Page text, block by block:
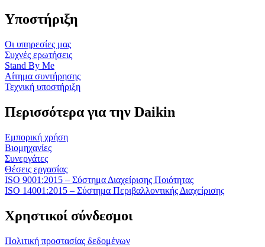
Υποστήριξη
Οι υπηρεσίες μας
Συχνές ερωτήσεις
Stand By Me
Αίτημα συντήρησης
Τεχνική υποστήριξη
Περισσότερα για την Daikin
Εμπορική χρήση
Βιομηχανίες
Συνεργάτες
Θέσεις εργασίας
ISO 9001:2015 – Σύστημα Διαχείρισης Ποιότητας
ISO 14001:2015 – Σύστημα Περιβαλλοντικής Διαχείρισης
Χρηστικοί σύνδεσμοι
Πολιτική προστασίας δεδομένων